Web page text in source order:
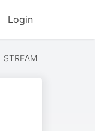
Login
STREAM